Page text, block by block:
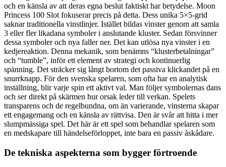
och en känsla av att deras egna beslut faktiskt har betydelse. Moon
Princess 100 Slot fokuserar precis på detta. Dess unika 5×5-grid
saknar traditionella vinstlinjer. Istället bildas vinster genom att samla
3 eller fler likadana symboler i anslutande kluster. Sedan försvinner
dessa symboler och nya faller ner. Det kan utlösa nya vinster i en
kedjereaktion. Denna mekanik, som benämns “klusterbetalningar”
och “tumble”, inför ett element av strategi och kontinuerlig
spänning. Det sträcker sig långt bortom det passiva klickandet på en
snurrknapp. För den svenska spelaren, som ofta har en analytisk
inställning, blir varje spin ett aktivt val. Man följer symbolernas dans
och ser direkt på skärmen hur orsak leder till verkan. Spelets
transparens och de regelbundna, om än varierande, vinsterna skapar
ett engagemang och en känsla av rättvisa. Den är svår att hitta i mer
slumpmässiga spel. Det här är ett spel som behandlar spelaren som
en medskapare till händelseförloppet, inte bara en passiv åskådare.
De tekniska aspekterna som bygger förtroende